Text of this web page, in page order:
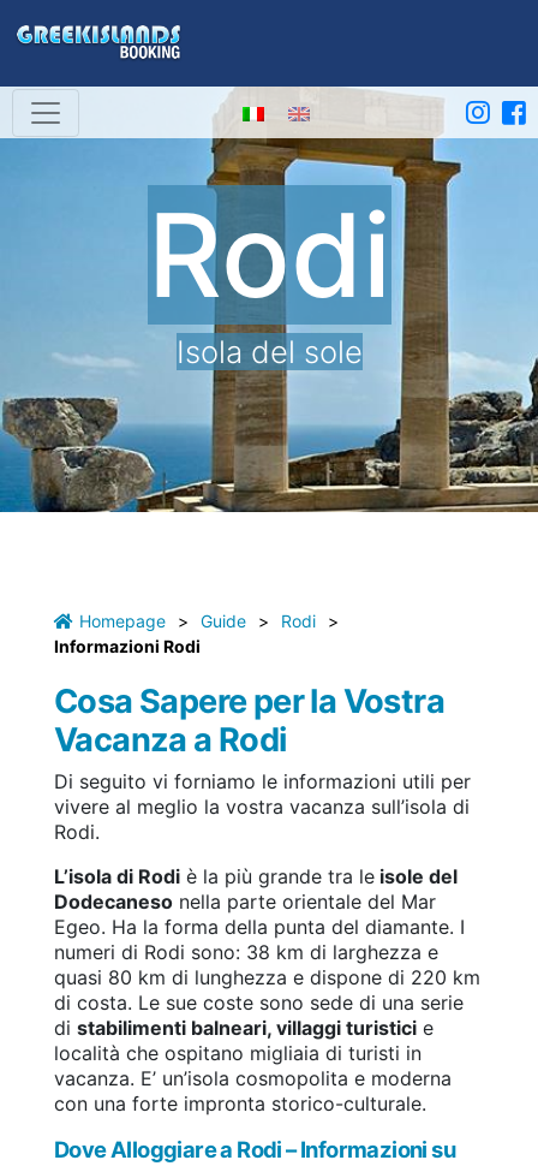
Rodi
Isola del sole
Homepage > Guide > Rodi
>
Informazioni Rodi
Cosa Sapere per la Vostra
Vacanza a Rodi
Di seguito vi forniamo le informazioni utili per
vivere al meglio la vostra vacanza sull’isola di
Rodi.
L’isola di Rodi è la più grande tra le isole del
Dodecaneso nella parte orientale del Mar
Egeo. Ha la forma della punta del diamante. I
numeri di Rodi sono: 38 km di larghezza e
quasi 80 km di lunghezza e dispone di 220 km
di costa. Le sue coste sono sede di una serie
di stabilimenti balneari, villaggi turistici e
località che ospitano migliaia di turisti in
vacanza. E’ un’isola cosmopolita e moderna
con una forte impronta storico-culturale.
Dove Alloggiare a Rodi – Informazioni su